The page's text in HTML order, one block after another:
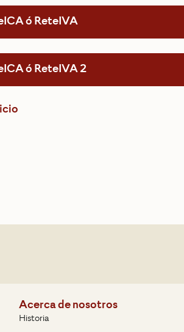
ó ReteIVA
ó ReteIVA 2
Acerca de nosotros
Historia